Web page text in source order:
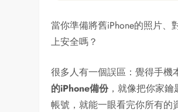
當你準備將舊iPhone的照片
上安全嗎？
很多人有一個誤區：覺得手機
的iPhone備份，就像把你家鑰
帳號，就能一眼看完你所有的